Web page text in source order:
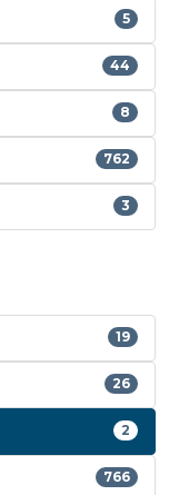
5
44
8
762
3
19
26
2
766